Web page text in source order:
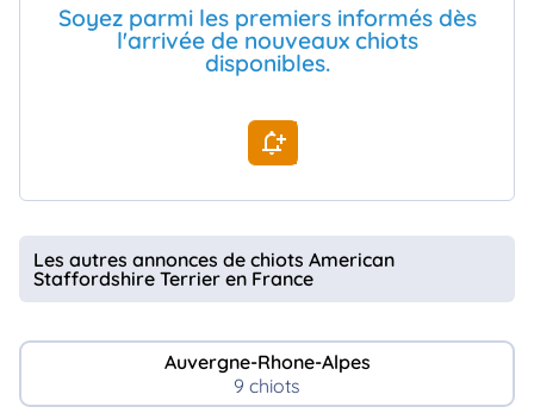
Soyez parmi les premiers informés dès
l'arrivée de nouveaux chiots
disponibles.
Les autres annonces de chiots American
Staffordshire Terrier en France
Auvergne-Rhone-Alpes
9 chiots